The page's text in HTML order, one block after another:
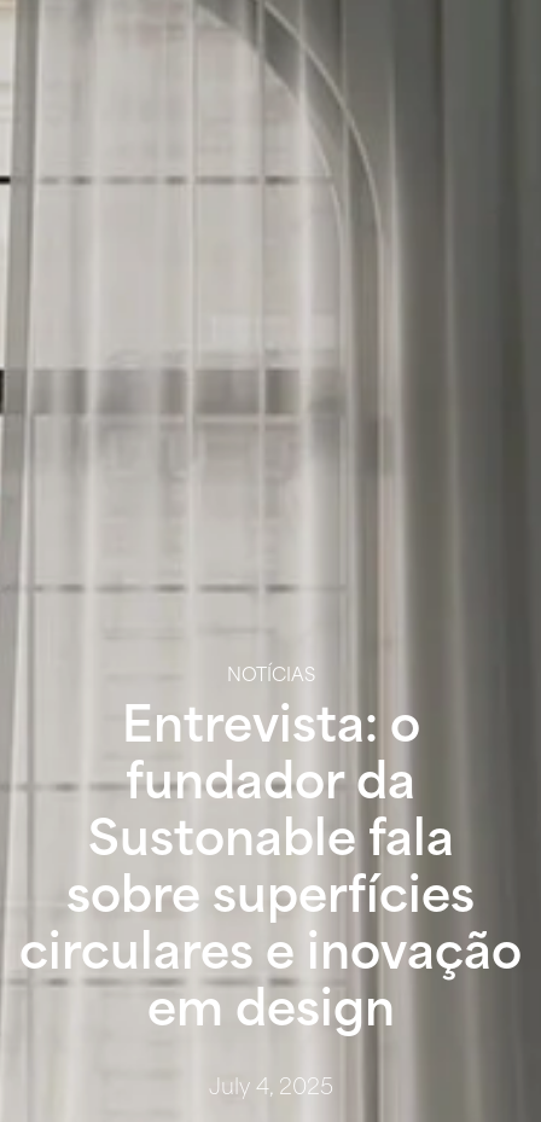
NOTÍCIAS
Entrevista: o
fundador da
Sustonable fala
sobre superfícies
circulares e inovação
em design
July 4, 2025